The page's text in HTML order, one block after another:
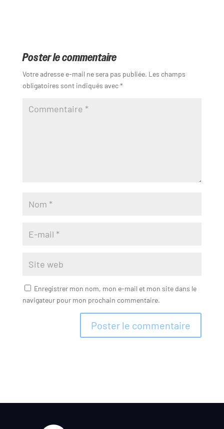
Poster le commentaire
Votre adresse e-mail ne sera pas publiée. Les champs
obligatoires sont indiqués avec*
Enregistrer mon nom, mon e-mail et mon site dans le
navigateur pour mon prochain commentaire.